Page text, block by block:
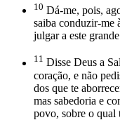
10 Dá-me, pois,
saiba conduzir-me
julgar a este
11 Disse Deus a
coração, e não
dos que te
mas sabedoria e
povo, sobre o qual